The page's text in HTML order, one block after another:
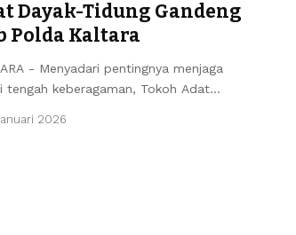
Dayak-Tidung Gandeng
Polda Kaltara
- Menyadari pentingnya menjaga
tengah keberagaman, Tokoh Adat…
2026